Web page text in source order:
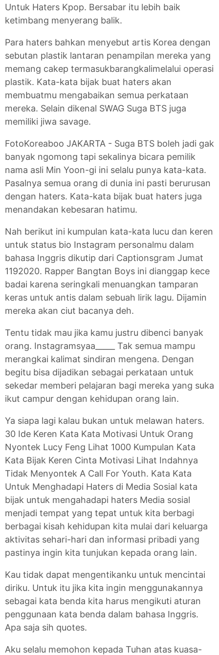
Untuk Haters Kpop. Bersabar itu lebih baik
ketimbang menyerang balik.
Para haters bahkan menyebut artis Korea dengan
sebutan plastik lantaran penampilan mereka yang
memang cakep termasukbarangkalimelalui operasi
plastik. Kata-kata bijak buat haters akan
membuatmu mengabaikan semua perkataan
mereka. Selain dikenal SWAG Suga BTS juga
memiliki jiwa savage.
FotoKoreaboo JAKARTA - Suga BTS boleh jadi gak
banyak ngomong tapi sekalinya bicara pemilik
nama asli Min Yoon-gi ini selalu punya kata-kata.
Pasalnya semua orang di dunia ini pasti berurusan
dengan haters. Kata-kata bijak buat haters juga
menandakan kebesaran hatimu.
Nah berikut ini kumpulan kata-kata lucu dan keren
untuk status bio Instagram personalmu dalam
bahasa Inggris dikutip dari Captionsgram Jumat
1192020. Rapper Bangtan Boys ini dianggap kece
badai karena seringkali menuangkan tamparan
keras untuk antis dalam sebuah lirik lagu. Dijamin
mereka akan ciut bacanya deh.
Tentu tidak mau jika kamu justru dibenci banyak
orang. Instagramsyaa_____ Tak semua mampu
merangkai kalimat sindiran mengena. Dengan
begitu bisa dijadikan sebagai perkataan untuk
sekedar memberi pelajaran bagi mereka yang suka
ikut campur dengan kehidupan orang lain.
Ya siapa lagi kalau bukan untuk melawan haters.
30 Ide Keren Kata Kata Motivasi Untuk Orang
Nyontek Lucy Feng Lihat 1000 Kumpulan Kata
Kata Bijak Keren Cinta Motivasi Lihat Indahnya
Tidak Menyontek A Call For Youth. Kata Kata
Untuk Menghadapi Haters di Media Sosial kata
bijak untuk mengahadapi haters Media sosial
menjadi tempat yang tepat untuk kita berbagi
berbagai kisah kehidupan kita mulai dari keluarga
aktivitas sehari-hari dan informasi pribadi yang
pastinya ingin kita tunjukan kepada orang lain.
Kau tidak dapat mengentikanku untuk mencintai
diriku. Untuk itu jika kita ingin menggunakannya
sebagai kata benda kita harus mengikuti aturan
penggunaan kata benda dalam bahasa Inggris.
Apa saja sih quotes.
Aku selalu memohon kepada Tuhan atas kuasa-